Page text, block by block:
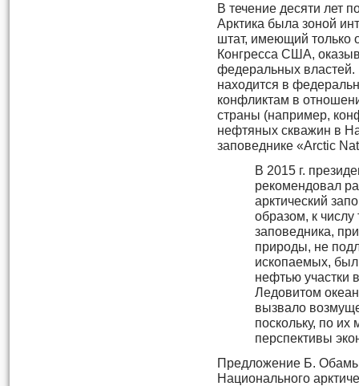
В течение десяти лет
Арктика была зоной
штат, имеющий только
Конгресса США,
федеральных властей.
находится в
конфликтам в
страны (например,
нефтяных скважин в
заповеднике «Arctic
В 2015 г.
рекомендовал
арктический
образом, к
заповедника,
природы, не
ископаемых,
нефтью
Ледовитом
вызвало
поскольку, по
перспективы
Предложение Б.
Национального